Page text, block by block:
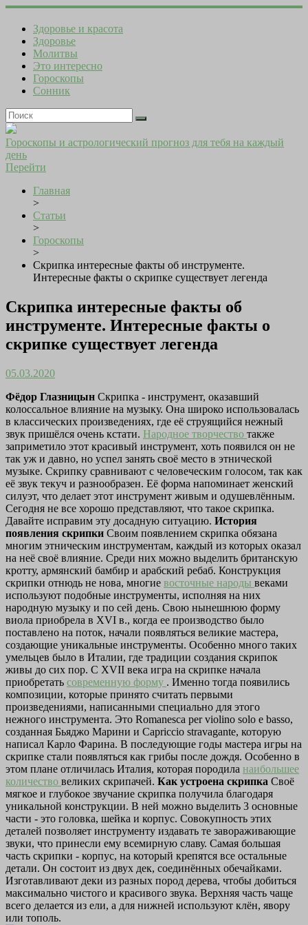
Здоровье и красота
Здоровье
Молитвы
Это интересно
Гороскопы
Сонник
Гороскопы и астрологический прогноз для тебя на каждый
день
Перейти
Главная
>
Статьи
>
Гороскопы
>
Скрипка интересные факты об инструменте.
Интересные факты о скрипке существует легенда
Скрипка интересные факты об
инструменте. Интересные факты о
скрипке существует легенда
05.03.2020
Фёдор Глазницын Скрипка - инструмент, оказавший
колоссальное влияние на музыку. Она широко использовалась
в классических произведениях, где её струящийся нежный
звук пришёлся очень кстати. Народное творчество также
заприметило этот красивый инструмент, хоть появился он не
так уж и давно, но успел занять своё место в этнической
музыке. Скрипку сравнивают с человеческим голосом, так как
её звук текуч и разнообразен. Её форма напоминает женский
силуэт, что делает этот инструмент живым и одушевлённым.
Сегодня не все хорошо представляют, что такое скрипка.
Давайте исправим эту досадную ситуацию. История
появления скрипки Своим появлением скрипка обязана
многим этническим инструментам, каждый из которых оказал
на неё своё влияние. Среди них можно выделить британскую
кротту, армянский бамбир и арабский ребаб. Конструкция
скрипки отнюдь не нова, многие восточные народы веками
используют подобные инструменты, исполняя на них
народную музыку и по сей день. Свою нынешнюю форму
виола приобрела в XVI в., когда ее производство было
поставлено на поток, начали появляться великие мастера,
создающие уникальные инструменты. Особенно много таких
умельцев было в Италии, где традиции создания скрипок
живы до сих пор. С XVII века игра на скрипке начала
приобретать современную форму . Именно тогда появились
композиции, которые принято считать первыми
произведениями, написанными специально для этого
нежного инструмента. Это Romanesca per violino solo е basso,
созданная Бьяджо Марини и Capriccio stravagante, которую
написал Карло Фарина. В последующие годы мастера игры на
скрипке стали появляться как грибы после дождя. Особенно в
этом плане отличилась Италия, которая породила наибольшее
количество великих скрипачей. Как устроена скрипка Своё
мягкое и глубокое звучание скрипка получила благодаря
уникальной конструкции. В ней можно выделить 3 основные
части - это головка, шейка и корпус. Совокупность этих
деталей позволяет инструменту издавать те завораживающие
звуки, что принесли ему всемирную славу. Самая большая
часть скрипки - корпус, на который крепятся все остальные
детали. Он состоит из двух дек, соединённых обечайками.
Изготавливают деки из разных пород дерева, чтобы добиться
максимально чистого и красивого звука. Верхняя часть чаще
всего делается из ели, а для нижней используют клён, явору
или тополь.